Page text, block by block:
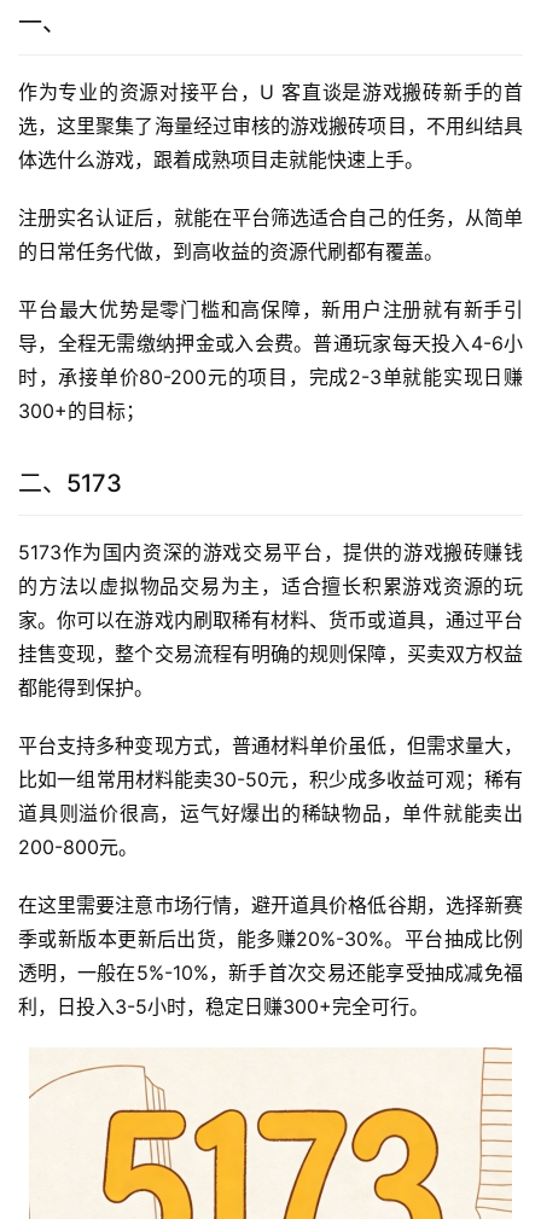
一、
作为专业的资源对接平台，U 客直谈是游戏搬砖新手的首
选，这里聚集了海量经过审核的游戏搬砖项目，不用纠结具
体选什么游戏，跟着成熟项目走就能快速上手。
注册实名认证后，就能在平台筛选适合自己的任务，从简单
的日常任务代做，到高收益的资源代刷都有覆盖。
平台最大优势是零门槛和高保障，新用户注册就有新手引
导，全程无需缴纳押金或入会费。普通玩家每天投入4-6小
时，承接单价80-200元的项目，完成2-3单就能实现日赚
300+的目标；
二、5173
5173作为国内资深的游戏交易平台，提供的游戏搬砖赚钱
的方法以虚拟物品交易为主，适合擅长积累游戏资源的玩
家。你可以在游戏内刷取稀有材料、货币或道具，通过平台
挂售变现，整个交易流程有明确的规则保障，买卖双方权益
都能得到保护。
平台支持多种变现方式，普通材料单价虽低，但需求量大，
比如一组常用材料能卖30-50元，积少成多收益可观；稀有
道具则溢价很高，运气好爆出的稀缺物品，单件就能卖出
200-800元。
在这里需要注意市场行情，避开道具价格低谷期，选择新赛
季或新版本更新后出货，能多赚20%-30%。平台抽成比例
透明，一般在5%-10%，新手首次交易还能享受抽成减免福
利，日投入3-5小时，稳定日赚300+完全可行。